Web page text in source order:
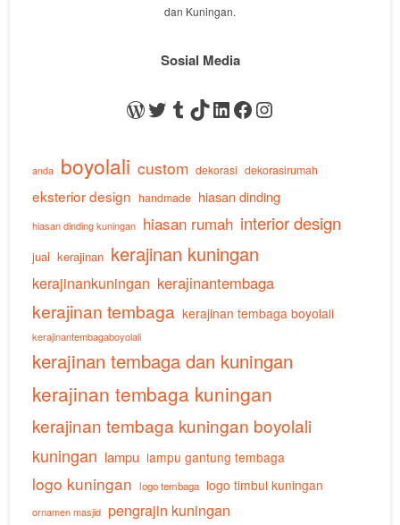
dan Kuningan.
Sosial Media
WordPress
Twitter
Tumblr
TikTok
LinkedIn
Facebook
Instagram
anda boyolali custom dekorasi dekorasirumah
eksterior design handmade hiasan dinding
hiasan dinding kuningan hiasan rumah interior design
jual kerajinan kerajinan kuningan
kerajinankuningan kerajinantembaga
kerajinan tembaga kerajinan tembaga boyolali
kerajinantembagaboyolali
kerajinan tembaga dan kuningan
kerajinan tembaga kuningan
kerajinan tembaga kuningan boyolali
kuningan lampu lampu gantung tembaga
logo kuningan logo tembaga logo timbul kuningan
ornamen masjid pengrajin kuningan